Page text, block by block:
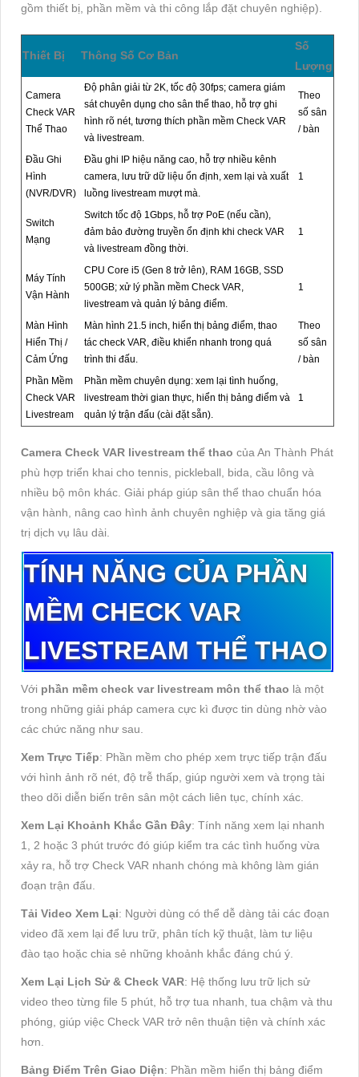
gồm thiết bị, phần mềm và thi công lắp đặt chuyên nghiệp).
Thiết Bị Thông Số Cơ Bản
Số
Lượng
Camera
Check VAR
Thể Thao
Độ phân giải từ 2K, tốc độ 30fps; camera giám
sát chuyên dụng cho sân thể thao, hỗ trợ ghi
hình rõ nét, tương thích phần mềm Check VAR
và livestream.
Theo
số sân
/ bàn
Đầu Ghi
Hình
(NVR/DVR)
Đầu ghi IP hiệu năng cao, hỗ trợ nhiều kênh
camera, lưu trữ dữ liệu ổn định, xem lại và xuất
luồng livestream mượt mà.
1
Switch
Mạng
Switch tốc độ 1Gbps, hỗ trợ PoE (nếu cần),
đảm bảo đường truyền ổn định khi check VAR
và livestream đồng thời.
1
Máy Tính
Vận Hành
CPU Core i5 (Gen 8 trở lên), RAM 16GB, SSD
500GB; xử lý phần mềm Check VAR,
livestream và quản lý bảng điểm.
1
Màn Hình
Hiển Thị /
Cảm Ứng
Màn hình 21.5 inch, hiển thị bảng điểm, thao
tác check VAR, điều khiển nhanh trong quá
trình thi đấu.
Theo
số sân
/ bàn
Phần Mềm
Check VAR
Livestream
Phần mềm chuyên dụng: xem lại tình huống,
livestream thời gian thực, hiển thị bảng điểm và
quản lý trận đấu (cài đặt sẵn).
1
Camera Check VAR livestream thể thao của An Thành Phát
phù hợp triển khai cho tennis, pickleball, bida, cầu lông và
nhiều bộ môn khác. Giải pháp giúp sân thể thao chuẩn hóa
vận hành, nâng cao hình ảnh chuyên nghiệp và gia tăng giá
trị dịch vụ lâu dài.
TÍNH NĂNG CỦA PHẦN
MỀM CHECK VAR
LIVESTREAM THỂ THAO
Với phần mềm check var livestream môn thể thao là một
trong những giải pháp camera cực kì được tin dùng nhờ vào
các chức năng như sau.
Xem Trực Tiếp: Phần mềm cho phép xem trực tiếp trận đấu
với hình ảnh rõ nét, độ trễ thấp, giúp người xem và trọng tài
theo dõi diễn biến trên sân một cách liên tục, chính xác.
Xem Lại Khoảnh Khắc Gần Đây: Tính năng xem lại nhanh
1, 2 hoặc 3 phút trước đó giúp kiểm tra các tình huống vừa
xảy ra, hỗ trợ Check VAR nhanh chóng mà không làm gián
đoạn trận đấu.
Tải Video Xem Lại: Người dùng có thể dễ dàng tải các đoạn
video đã xem lại để lưu trữ, phân tích kỹ thuật, làm tư liệu
đào tạo hoặc chia sẻ những khoảnh khắc đáng chú ý.
Xem Lại Lịch Sử & Check VAR: Hệ thống lưu trữ lịch sử
video theo từng file 5 phút, hỗ trợ tua nhanh, tua chậm và thu
phóng, giúp việc Check VAR trở nên thuận tiện và chính xác
hơn.
Bảng Điểm Trên Giao Diện: Phần mềm hiển thị bảng điểm